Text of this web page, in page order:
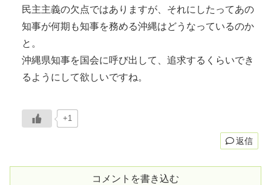
民主主義の欠点ではありますが、それにしたってあの
知事が何期も知事を務める沖縄はどうなっているのか
と。
沖縄県知事を国会に呼び出して、追求するくらいでき
るようにして欲しいですね。
+1
返信
コメントを書き込む